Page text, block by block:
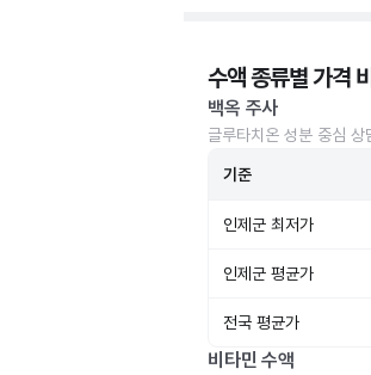
수액 종류별 가격
백옥 주사
글루타치온 성분 중심
기준
인제군 최저가
인제군 평균가
전국 평균가
비타민 수액